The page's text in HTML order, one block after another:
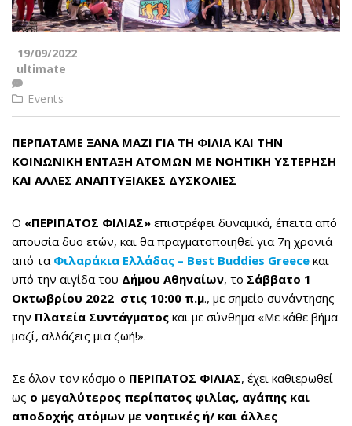
19/09/2022
ultimate
Events
ΠΕΡΠΑΤΑΜΕ ΞΑΝΑ ΜΑΖΙ ΓΙΑ ΤΗ ΦΙΛΙΑ ΚΑΙ ΤΗΝ
ΚΟΙΝΩΝΙΚΗ ΕΝΤΑΞΗ ΑΤΟΜΩΝ ΜΕ ΝΟΗΤΙΚΗ ΥΣΤΕΡΗΣΗ
ΚΑΙ ΑΛΛΕΣ ΑΝΑΠΤΥΞΙΑΚΕΣ ΔΥΣΚΟΛΙΕΣ
Ο «ΠΕΡΙΠΑΤΟΣ ΦΙΛΙΑΣ» επιστρέφει δυναμικά, έπειτα από
απουσία δυο ετών, και θα πραγματοποιηθεί για 7η χρονιά
από τα Φιλαράκια Ελλάδας – Best Buddies Greece και
υπό την αιγίδα του Δήμου Αθηναίων, το Σάββατο 1
Οκτωβρίου 2022 στις 10:00 π.μ., με σημείο συνάντησης
την Πλατεία Συντάγματος και με σύνθημα «Με κάθε βήμα
μαζί, αλλάζεις μια ζωή!».
Σε όλον τον κόσμο ο ΠΕΡΙΠΑΤΟΣ ΦΙΛΙΑΣ, έχει καθιερωθεί
ως ο μεγαλύτερος περίπατος φιλίας, αγάπης και
αποδοχής ατόμων με νοητικές ή/ και άλλες